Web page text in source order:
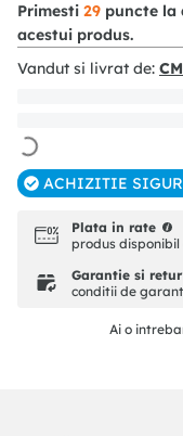
Primesti 29 puncte la
acestui produs.
Vandut si livrat de:
ACHIZITIE
Plata in rate
produs
Garantie si retur
conditii de
Ai o